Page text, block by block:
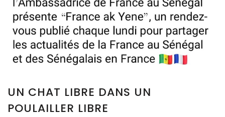
UN CHAT LIBRE DANS UN
POULAILLER LIBRE